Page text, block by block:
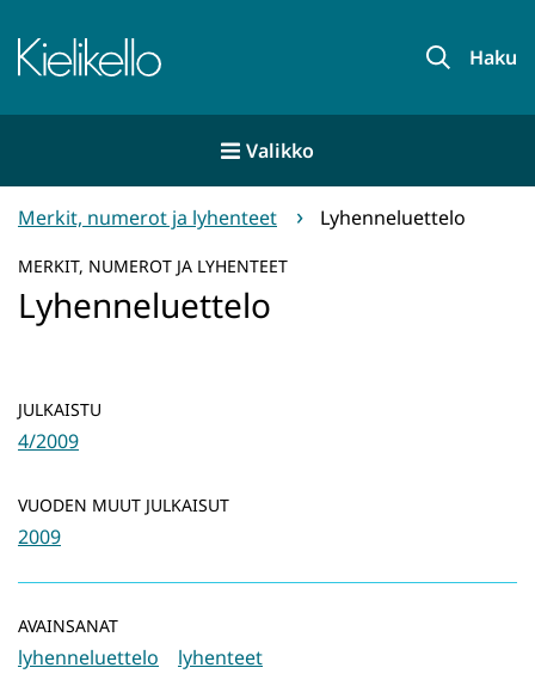
sisältöön
Etusivu Haku
Valikko
Merkit, numerot ja lyhenteet Lyhenneluettelo
MERKIT, NUMEROT JA LYHENTEET
Lyhenneluettelo
JULKAISTU
4/2009
VUODEN MUUT JULKAISUT
2009
AVAINSANAT
lyhenneluettelo lyhenteet